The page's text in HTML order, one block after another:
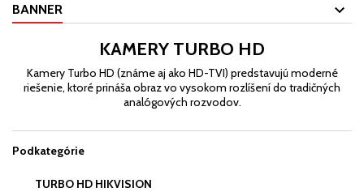
BANNER
KAMERY TURBO HD
Kamery Turbo HD (známe aj ako HD-TVI) predstavujú moderné
riešenie, ktoré prináša obraz vo vysokom rozlíšení do tradičných
analógových rozvodov.
Podkategórie
TURBO HD HIKVISION